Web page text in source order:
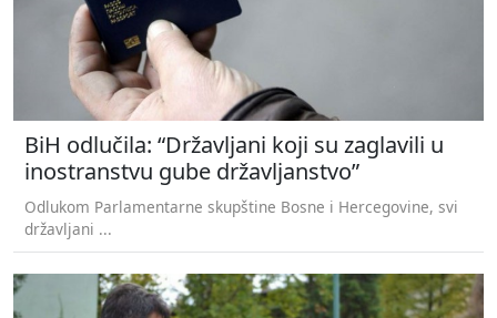
BiH odlučila: “Državljani koji su zaglavili u
inostranstvu gube državljanstvo”
Odlukom Parlamentarne skupštine Bosne i Hercegovine, svi
državljani ...